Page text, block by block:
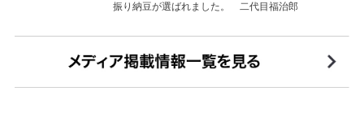
振り納豆が選ばれました。 二代目福治郎